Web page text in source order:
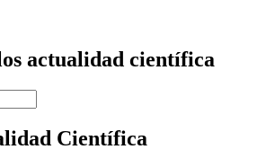
actualidad científica
Científica